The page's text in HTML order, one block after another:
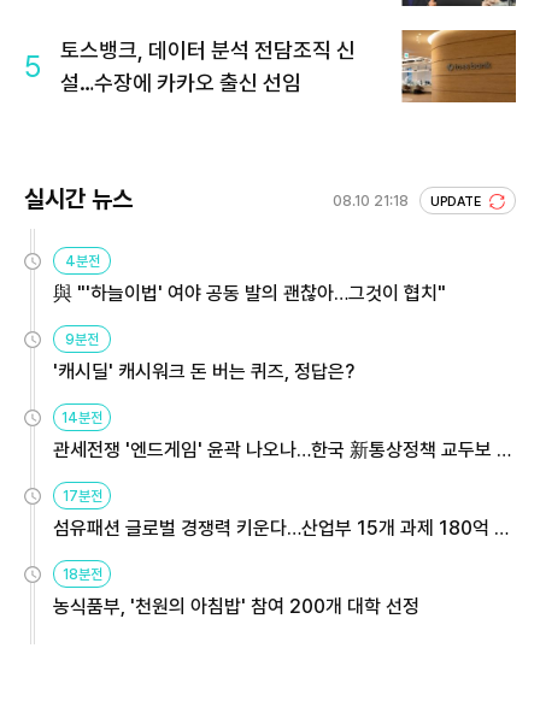
5
토스뱅크, 데이터 분석 전담조직 신
설…수장에 카카오 출신 선임
실시간 뉴스 08.10 21:18 UPDATE
4분전
與 "'하늘이법' 여야 공동 발의 괜찮아…그것이 협치"
9분전
'캐시딜' 캐시워크 돈 버는 퀴즈, 정답은?
14분전
관세전쟁 '엔드게임' 윤곽 나오나…한국 新통상정책 교두보 활
용해야
17분전
섬유패션 글로벌 경쟁력 키운다…산업부 15개 과제 180억 지
원
18분전
농식품부, '천원의 아침밥' 참여 200개 대학 선정